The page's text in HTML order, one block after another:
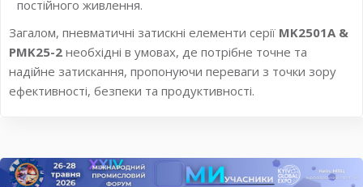
постійного живлення.
Загалом, пневматичні затискні елементи серії MK2501A &
PMK25-2 необхідні в умовах, де потрібне точне та
надійне затискання, пропонуючи переваги з точки зору
ефективності, безпеки та продуктивності.